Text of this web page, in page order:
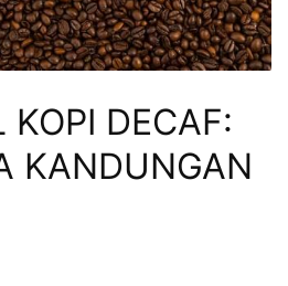
KOPI DECAF:
KANDUNGAN